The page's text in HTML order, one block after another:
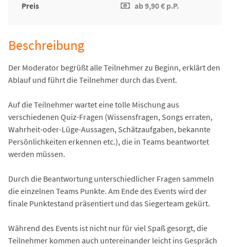
Preis
ab 9,90 € p.P.
Beschreibung
Der Moderator begrüßt alle Teilnehmer zu Beginn, erklärt den
Ablauf und führt die Teilnehmer durch das Event.
Auf die Teilnehmer wartet eine tolle Mischung aus
verschiedenen Quiz-Fragen (Wissensfragen, Songs erraten,
Wahrheit-oder-Lüge-Aussagen, Schätzaufgaben, bekannte
Persönlichkeiten erkennen etc.), die in Teams beantwortet
werden müssen.
Durch die Beantwortung unterschiedlicher Fragen sammeln
die einzelnen Teams Punkte. Am Ende des Events wird der
finale Punktestand präsentiert und das Siegerteam gekürt.
Während des Events ist nicht nur für viel Spaß gesorgt, die
Teilnehmer kommen auch untereinander leicht ins Gespräch